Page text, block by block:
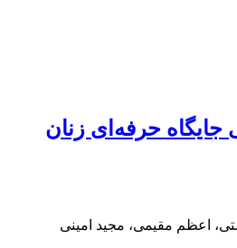
جایگاه حرفه‌ای زنان
اعظم مقیمی، مجید امینی